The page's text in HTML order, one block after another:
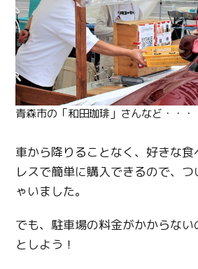
青森市の「和田珈琲」さんなど・・・
車から降りることなく、好きな食
レスで簡単に購入できるので、
ゃいました。
でも、駐車場の料金がかからな
としよう！